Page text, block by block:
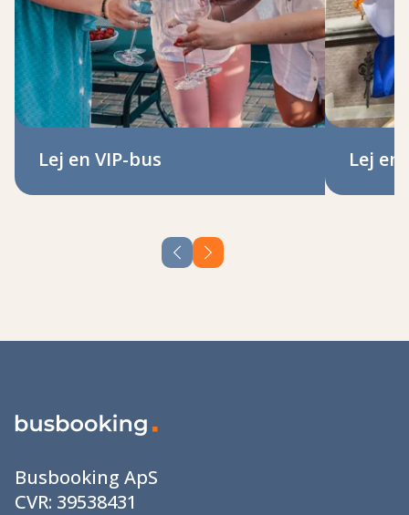
Lej en VIP-bus Lej
Busbooking ApS
CVR: 39538431